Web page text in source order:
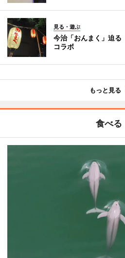
見る・遊ぶ
今治「おんまく」迫
コラボ
もっと見る
食べる